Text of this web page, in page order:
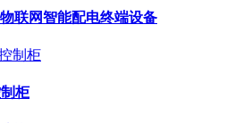
联网智能配电终端设备
柜